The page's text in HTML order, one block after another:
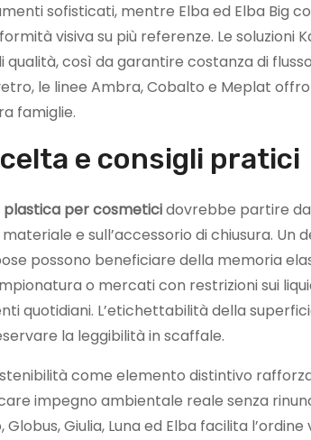
sofisticati, mentre Elba ed Elba Big
visiva su più referenze. Le soluzioni
qualità, così da garantire costanza di
le linee Ambra, Cobalto e Meplat
famiglie.
e consigli pratici
plastica per cosmeticidovrebbe partire
e sull’accessorio di chiusura.
possono beneficiare della memoria
o mercati con restrizioni sui
quotidiani. L’etichettabilità della
la leggibilità in scaffale.
come elemento distintivo
impegno ambientale reale senza
Giulia, Luna ed Elba facilita l’ordine